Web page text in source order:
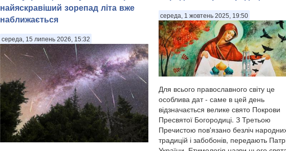
найяскравіший зорепад літа вже
наближається
середа, 15 липень 2026, 15:32
середа, 1 жовтень 2025, 19:50
Для всього православного світу це
особлива дат - саме в цей день
відзначається велике свято Покрови
Пресвятої Богородиці. З Третьою
Пречистою пов'язано безліч
традицій і забобонів, передають